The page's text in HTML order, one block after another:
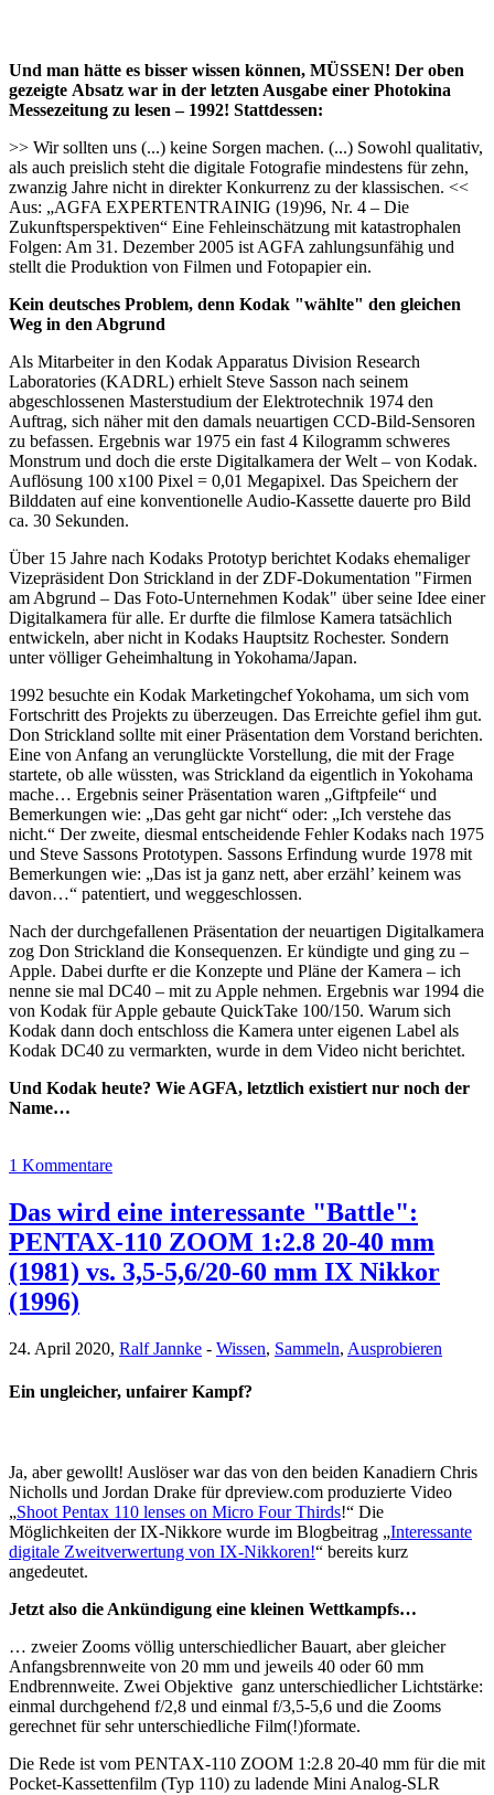
Und man hätte es bisser wissen können, MÜSSEN! Der oben
gezeigte Absatz war in der letzten Ausgabe einer Photokina
Messezeitung zu lesen – 1992! Stattdessen:
>> Wir sollten uns (...) keine Sorgen machen. (...) Sowohl qualitativ,
als auch preislich steht die digitale Fotografie mindestens für zehn,
zwanzig Jahre nicht in direkter Konkurrenz zu der klassischen. <<
Aus: „AGFA EXPERTENTRAINIG (19)96, Nr. 4 – Die
Zukunftsperspektiven“ Eine Fehleinschätzung mit katastrophalen
Folgen: Am 31. Dezember 2005 ist AGFA zahlungsunfähig und
stellt die Produktion von Filmen und Fotopapier ein.
Kein deutsches Problem, denn Kodak "wählte" den gleichen
Weg in den Abgrund
Als Mitarbeiter in den Kodak Apparatus Division Research
Laboratories (KADRL) erhielt Steve Sasson nach seinem
abgeschlossenen Masterstudium der Elektrotechnik 1974 den
Auftrag, sich näher mit den damals neuartigen CCD-Bild-Sensoren
zu befassen. Ergebnis war 1975 ein fast 4 Kilogramm schweres
Monstrum und doch die erste Digitalkamera der Welt – von Kodak.
Auflösung 100 x100 Pixel = 0,01 Megapixel. Das Speichern der
Bilddaten auf eine konventionelle Audio-Kassette dauerte pro Bild
ca. 30 Sekunden.
Über 15 Jahre nach Kodaks Prototyp berichtet Kodaks ehemaliger
Vizepräsident Don Strickland in der ZDF-Dokumentation "Firmen
am Abgrund – Das Foto-Unternehmen Kodak" über seine Idee einer
Digitalkamera für alle. Er durfte die filmlose Kamera tatsächlich
entwickeln, aber nicht in Kodaks Hauptsitz Rochester. Sondern
unter völliger Geheimhaltung in Yokohama/Japan.
1992 besuchte ein Kodak Marketingchef Yokohama, um sich vom
Fortschritt des Projekts zu überzeugen. Das Erreichte gefiel ihm gut.
Don Strickland sollte mit einer Präsentation dem Vorstand berichten.
Eine von Anfang an verunglückte Vorstellung, die mit der Frage
startete, ob alle wüssten, was Strickland da eigentlich in Yokohama
mache… Ergebnis seiner Präsentation waren „Giftpfeile“ und
Bemerkungen wie: „Das geht gar nicht“ oder: „Ich verstehe das
nicht.“ Der zweite, diesmal entscheidende Fehler Kodaks nach 1975
und Steve Sassons Prototypen. Sassons Erfindung wurde 1978 mit
Bemerkungen wie: „Das ist ja ganz nett, aber erzähl’ keinem was
davon…“ patentiert, und weggeschlossen.
Nach der durchgefallenen Präsentation der neuartigen Digitalkamera
zog Don Strickland die Konsequenzen. Er kündigte und ging zu –
Apple. Dabei durfte er die Konzepte und Pläne der Kamera – ich
nenne sie mal DC40 – mit zu Apple nehmen. Ergebnis war 1994 die
von Kodak für Apple gebaute QuickTake 100/150. Warum sich
Kodak dann doch entschloss die Kamera unter eigenen Label als
Kodak DC40 zu vermarkten, wurde in dem Video nicht berichtet.
Und Kodak heute? Wie AGFA, letztlich existiert nur noch der
Name…
1 Kommentare
Das wird eine interessante "Battle":
PENTAX-110 ZOOM 1:2.8 20-40 mm
(1981) vs. 3,5-5,6/20-60 mm IX Nikkor
(1996)
24. April 2020, Ralf Jannke - Wissen, Sammeln, Ausprobieren
Ein ungleicher, unfairer Kampf?
Ja, aber gewollt! Auslöser war das von den beiden Kanadiern Chris
Nicholls und Jordan Drake für dpreview.com produzierte Video
„Shoot Pentax 110 lenses on Micro Four Thirds!“ Die
Möglichkeiten der IX-Nikkore wurde im Blogbeitrag „Interessante
digitale Zweitverwertung von IX-Nikkoren!“ bereits kurz
angedeutet.
Jetzt also die Ankündigung eine kleinen Wettkampfs…
… zweier Zooms völlig unterschiedlicher Bauart, aber gleicher
Anfangsbrennweite von 20 mm und jeweils 40 oder 60 mm
Endbrennweite. Zwei Objektive ganz unterschiedlicher Lichtstärke:
einmal durchgehend f/2,8 und einmal f/3,5-5,6 und die Zooms
gerechnet für sehr unterschiedliche Film(!)formate.
Die Rede ist vom PENTAX-110 ZOOM 1:2.8 20-40 mm für die mit
Pocket-Kassettenfilm (Typ 110) zu ladende Mini Analog-SLR